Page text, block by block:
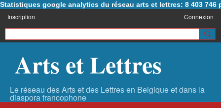
Statistiques google analytics du réseau arts et lettres: 8 403 746
Inscription Connexion
Arts et Lettres